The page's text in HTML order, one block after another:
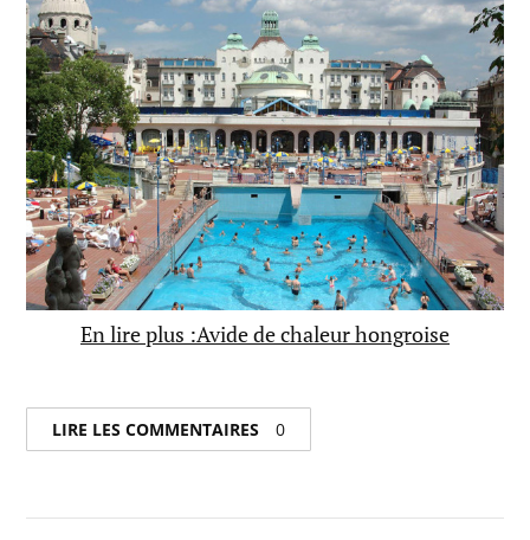
En lire plus :Avide de chaleur hongroise
LIRE LES COMMENTAIRES 0